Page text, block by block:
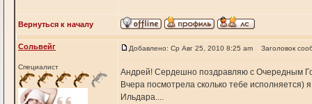
Вернуться к началу
Сольвейг
Специалист
Добавлено: Ср Авг 25, 2010 8:25 am Заголовок
Андрей! Сердешно поздравляю с Очередным
Вчера посмотрела сколько тебе исполняется)
Ильдара....